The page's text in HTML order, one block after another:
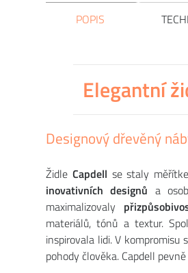
POPIS
Elegantní
Designový dřevěný
Židle Capdell se staly
inovativních designů a
maximalizovaly
materiálů, tónů a textur.
inspirovala lidi. V
pohody člověka. Capdell